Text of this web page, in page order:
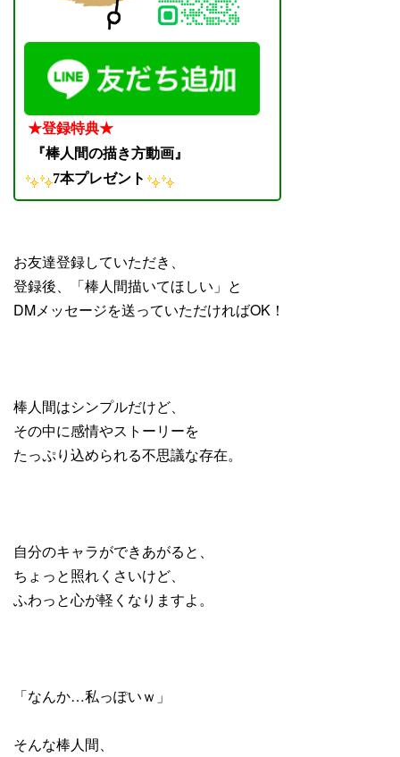
★登録特典★
『棒人間の描き方動画』
7本プレゼント
お友達登録していただき、
登録後、「棒人間描いてほしい」と
DMメッセージを送っていただければOK！
棒人間はシンプルだけど、
その中に感情やストーリーを
たっぷり込められる不思議な存在。
自分のキャラができあがると、
ちょっと照れくさいけど、
ふわっと心が軽くなりますよ。
「なんか…私っぽいｗ」
そんな棒人間、